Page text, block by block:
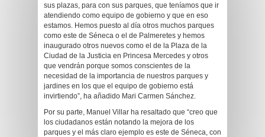
sus plazas, para con sus parques, que teníamos que ir
atendiendo como equipo de gobierno y que en eso
estamos. Hemos puesto al día otros muchos parques
como este de Séneca o el de Palmeretes y hemos
inaugurado otros nuevos como el de la Plaza de la
Ciudad de la Justicia en Princesa Mercedes y otros
que vendrán porque somos conscientes de la
necesidad de la importancia de nuestros parques y
jardines en los que el equipo de gobierno está
invirtiendo”, ha añadido Mari Carmen Sánchez.
Por su parte, Manuel Villar ha resaltado que “creo que
los ciudadanos están notando la mejora de los
parques y el más claro ejemplo es este de Séneca, con